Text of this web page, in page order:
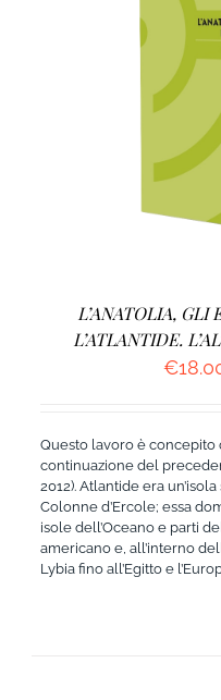
AGGIUNGI AL
L’ANATOLIA, GLI
L’ATLANTIDE.
€
Questo lavoro è concepito
continuazione del
2012). Atlantide era
Colonne d’Ercole; essa
isole dell’Oceano e parti
americano e, all’interno
Lybia fino all’Egitto e